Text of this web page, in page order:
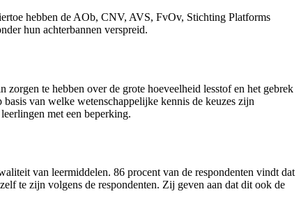
hebben de AOb, CNV, AVS, FvOv, Stichting Platforms
hun achterbannen verspreid.
te hebben over de grote hoeveelheid lesstof en het gebrek
van welke wetenschappelijke kennis de keuzes zijn
met een beperking.
van leermiddelen. 86 procent van de respondenten vindt dat
te zijn volgens de respondenten. Zij geven aan dat dit ook de